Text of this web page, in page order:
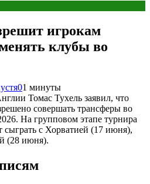
игрокам
клубы во
01 минуты
Томас Тухель заявил, что
совершать трансферы во
На групповом этапе турнира
сыграть с Хорватией (17 июня),
(28 июня).